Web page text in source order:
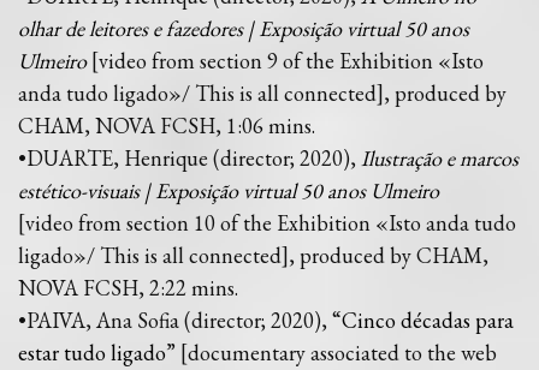
olhar de leitores e fazedores | Exposição virtual 50 anos
Ulmeiro[video from section 9 of the Exhibition «Isto
anda tudo ligado»/ This is all connected], produced by
CHAM, NOVA FCSH, 1:06 mins.
•DUARTE, Henrique (director; 2020), Ilustração e marcos
estético-visuais | Exposição virtual 50 anos Ulmeiro
[video from section 10 of the Exhibition «Isto anda tudo
ligado»/ This is all connected], produced by CHAM,
NOVA FCSH, 2:22 mins.
•PAIVA, Ana Sofia (director; 2020), “Cinco décadas para
estar tudo ligado” [documentary associated to the web